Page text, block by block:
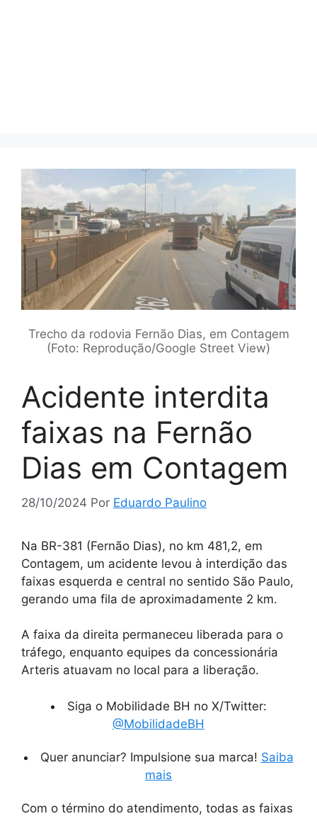
Trecho da rodovia Fernão Dias, em Contagem
(Foto: Reprodução/Google Street View)
Acidente interdita
faixas na Fernão
Dias em Contagem
28/10/2024 Por Eduardo Paulino
Na BR-381 (Fernão Dias), no km 481,2, em
Contagem, um acidente levou à interdição das
faixas esquerda e central no sentido São Paulo,
gerando uma fila de aproximadamente 2 km.
A faixa da direita permaneceu liberada para o
tráfego, enquanto equipes da concessionária
Arteris atuavam no local para a liberação.
Siga o Mobilidade BH no X/Twitter:
@MobilidadeBH
Quer anunciar? Impulsione sua marca! Saiba
mais
Com o término do atendimento, todas as faixas